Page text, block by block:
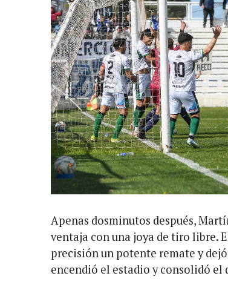
Apenas dosminutos después,
ventaja con una joya de tiro libre.
precisión un potente remate y
encendió el estadio y consolidó